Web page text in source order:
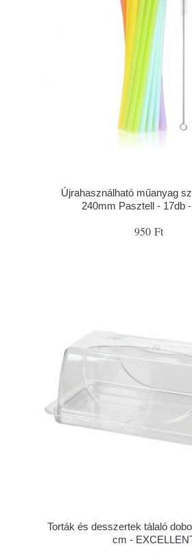
Újrahasználható műanyag
240mm Pasztell - 17db
950 Ft
Torták és desszertek tálaló
cm -